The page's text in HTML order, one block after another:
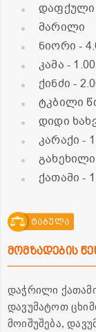
დაფქული
მარილი
ნიორი-
კამა -
ქინძი-
ტკბილი
დიდი
კარაქი-
ქათამი-
ტაბულა
მომზადების
დაჭრილი
დავუმატოთ
მოიშუშება,